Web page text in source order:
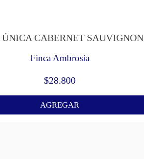
CABERNET SAUVIGNON
Finca Ambrosía
$28.800
AGREGAR